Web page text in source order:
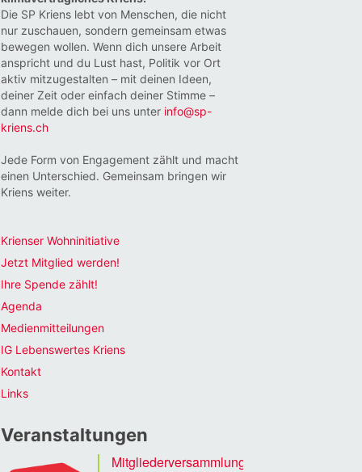
Die SP Kriens lebt von Menschen, die nicht
nur zuschauen, sondern gemeinsam etwas
bewegen wollen. Wenn dich unsere Arbeit
anspricht und du Lust hast, Politik vor Ort
aktiv mitzugestalten – mit deinen Ideen,
deiner Zeit oder einfach deiner Stimme –
dann melde dich bei uns unter info@sp-
kriens.ch
Jede Form von Engagement zählt und macht
einen Unterschied. Gemeinsam bringen wir
Kriens weiter.
Krienser Wohninitiative
Jetzt Mitglied werden!
Ihre Spende zählt!
Agenda
Medienmitteilungen
IG Lebenswertes Kriens
Kontakt
Links
Veranstaltungen
Mitgliederversammlung